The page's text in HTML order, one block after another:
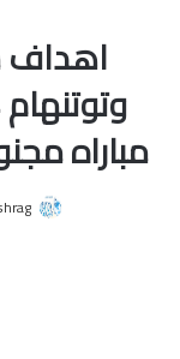
اهداف
مباراه